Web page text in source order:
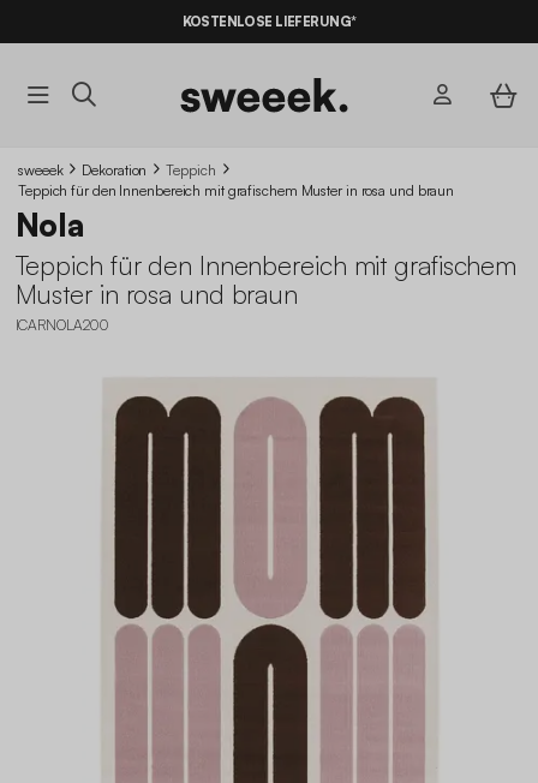
AUF DER SCHNÄPPCHEN* MIT DEM CODE
KOSTENLOSE LIEFERUNG*
sweeek Dekoration
Teppich
Teppich für den Innenbereich mit grafischem Muster in rosa und braun
Nola
Teppich für den Innenbereich mit grafischem
Muster in rosa und braun
ICARNOLA200